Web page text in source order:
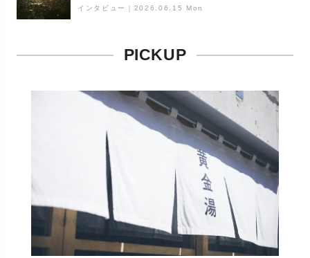
ケープ
インタビュー 2026.06.15 Mon
PICKUP